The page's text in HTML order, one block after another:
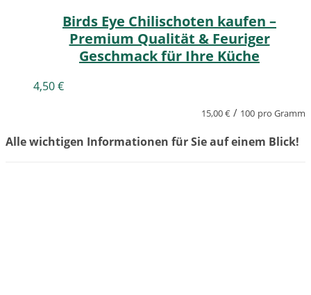
Birds Eye Chilischoten kaufen –
Premium Qualität & Feuriger
Geschmack für Ihre Küche
4,50€
15,00€ / 100 pro Gramm
Alle wichtigen Informationen für Sie auf einem Blick!